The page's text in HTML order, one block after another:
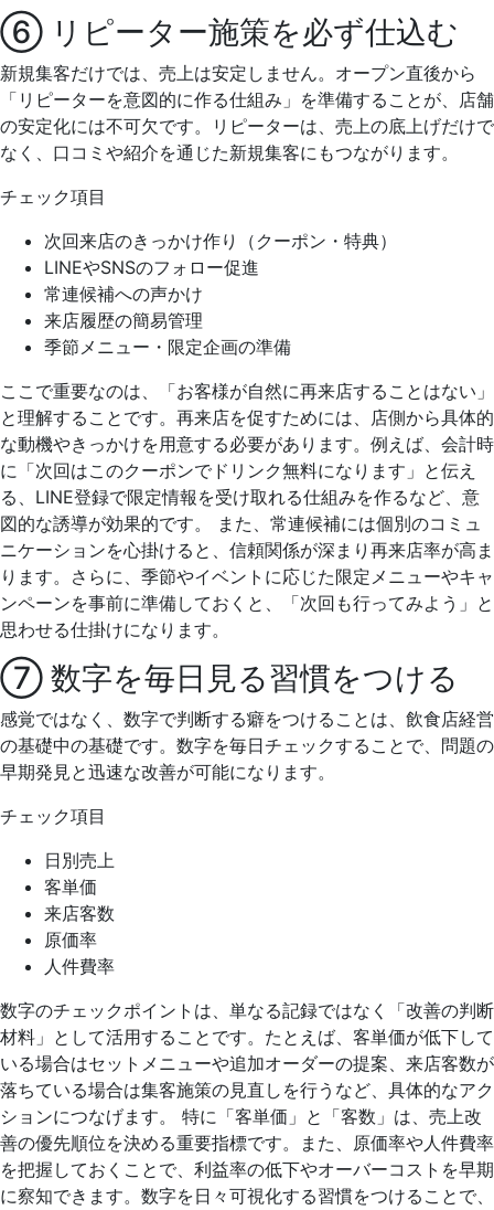
⑥ リピーター施策を必ず仕込む
新規集客だけでは、売上は安定しません。オープン直後から
「リピーターを意図的に作る仕組み」を準備することが、店舗
の安定化には不可欠です。リピーターは、売上の底上げだけで
なく、口コミや紹介を通じた新規集客にもつながります。
チェック項目
次回来店のきっかけ作り（クーポン・特典）
LINEやSNSのフォロー促進
常連候補への声かけ
来店履歴の簡易管理
季節メニュー・限定企画の準備
ここで重要なのは、「お客様が自然に再来店することはない」
と理解することです。再来店を促すためには、店側から具体的
な動機やきっかけを用意する必要があります。例えば、会計時
に「次回はこのクーポンでドリンク無料になります」と伝え
る、LINE登録で限定情報を受け取れる仕組みを作るなど、意
図的な誘導が効果的です。 また、常連候補には個別のコミュ
ニケーションを心掛けると、信頼関係が深まり再来店率が高ま
ります。さらに、季節やイベントに応じた限定メニューやキャ
ンペーンを事前に準備しておくと、「次回も行ってみよう」と
思わせる仕掛けになります。
⑦ 数字を毎日見る習慣をつける
感覚ではなく、数字で判断する癖をつけることは、飲食店経営
の基礎中の基礎です。数字を毎日チェックすることで、問題の
早期発見と迅速な改善が可能になります。
チェック項目
日別売上
客単価
来店客数
原価率
人件費率
数字のチェックポイントは、単なる記録ではなく「改善の判断
材料」として活用することです。たとえば、客単価が低下して
いる場合はセットメニューや追加オーダーの提案、来店客数が
落ちている場合は集客施策の見直しを行うなど、具体的なアク
ションにつなげます。 特に「客単価」と「客数」は、売上改
善の優先順位を決める重要指標です。また、原価率や人件費率
を把握しておくことで、利益率の低下やオーバーコストを早期
に察知できます。数字を日々可視化する習慣をつけることで、